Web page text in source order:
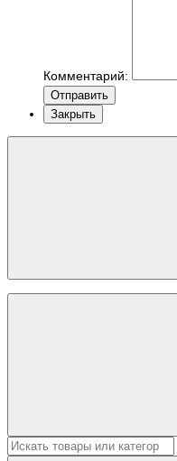
Комментарий:
Отправить
Закрыть